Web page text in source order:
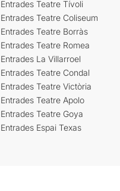
Entrades Teatre Tívoli
Entrades Teatre Coliseum
Entrades Teatre Borràs
Entrades Teatre Romea
Entrades La Villarroel
Entrades Teatre Condal
Entrades Teatre Victòria
Entrades Teatre Apolo
Entrades Teatre Goya
Entrades Espai Texas